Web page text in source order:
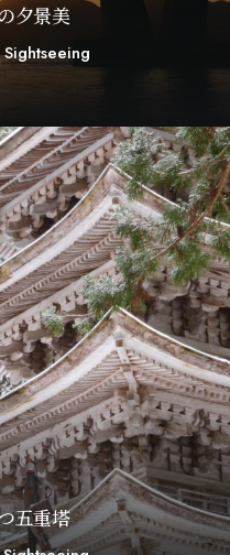
夕景美
Sightseeing
五重塔